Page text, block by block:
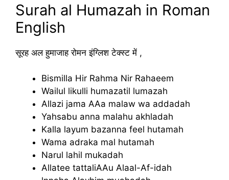
Surah al Humazah in Roman
English
सूरह अल हुमाजाह रोमन इंग्लिश टेक्स्ट में ,
Bismilla Hir Rahma Nir Rahaeem
Wailul likulli humazatil lumazah
Allazi jama AAa malaw wa addadah
Yahsabu anna malahu akhladah
Kalla layum bazanna feel hutamah
Wama adraka mal hutamah
Narul lahil mukadah
Allatee tattaliAAu Alaal-Af-idah